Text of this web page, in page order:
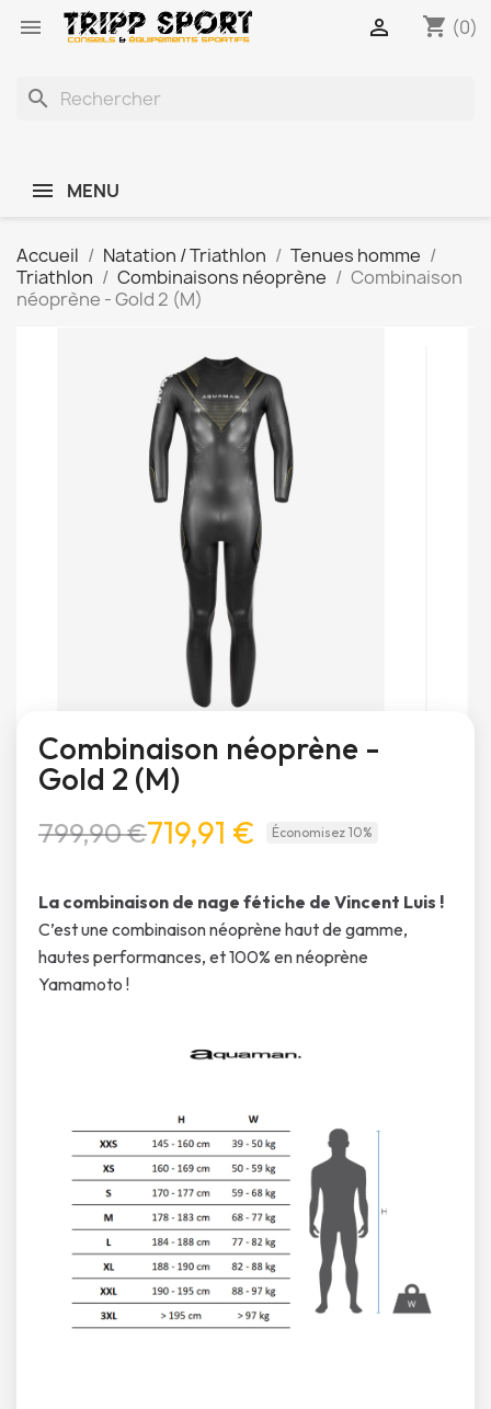
 shopping_cart (0)

search
MENU
Accueil Natation / Triathlon
Tenues homme
Triathlon
Combinaisons néoprène
Combinaison
néoprène - Gold 2 (M)
Combinaison néoprène -
Gold 2 (M)
799,90 €719,91 € Économisez 10%
La combinaison de nage fétiche de Vincent Luis !
C’est une combinaison néoprène haut de gamme,
hautes performances, et 100% en néoprène
Yamamoto !